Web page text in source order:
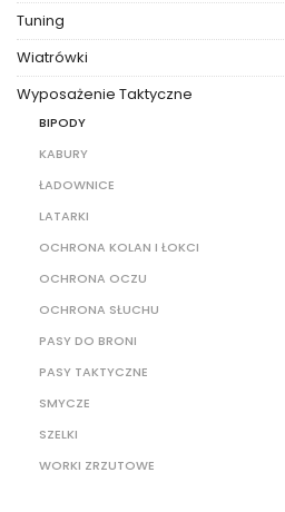
Tuning
Wiatrówki
Wyposażenie Taktyczne
BIPODY
KABURY
ŁADOWNICE
LATARKI
OCHRONA KOLAN I ŁOKCI
OCHRONA OCZU
OCHRONA SŁUCHU
PASY DO BRONI
PASY TAKTYCZNE
SMYCZE
SZELKI
WORKI ZRZUTOWE